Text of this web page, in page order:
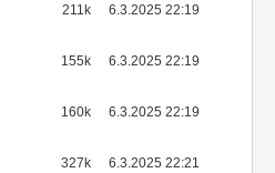
211k 6.3.2025 22:19
155k 6.3.2025 22:19
160k 6.3.2025 22:19
327k 6.3.2025 22:21